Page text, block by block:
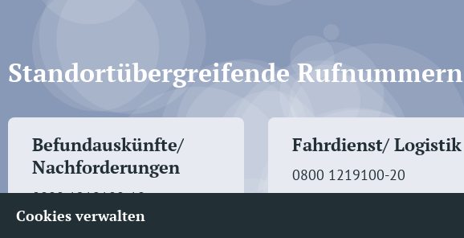
Cookies verwalten
Standortübergreifende Rufnummern
Befundauskünfte/
Nachforderungen
0800 1219100-10
Fahrdienst/ Logistik
0800 1219100-20